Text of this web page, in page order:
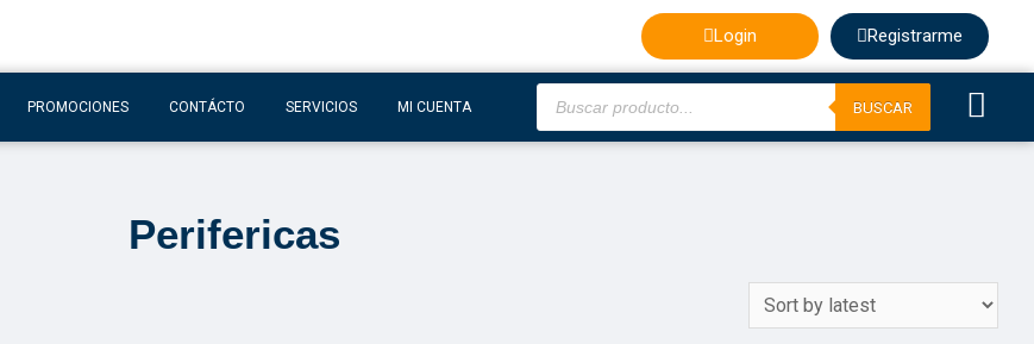
Login Registrarme
PROMOCIONES CONTÁCTO SERVICIOS MI CUENTA BUSCAR
Perifericas